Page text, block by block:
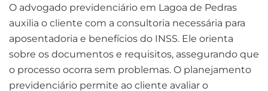
O advogado previdenciário em Lagoa de Pedras
auxilia o cliente com a consultoria necessária para
aposentadoria e benefícios do INSS. Ele orienta
sobre os documentos e requisitos, assegurando que
o processo ocorra sem problemas. O planejamento
previdenciário permite ao cliente avaliar o